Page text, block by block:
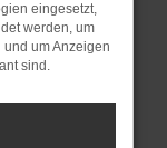
eingesetzt,
werden, um
um Anzeigen
sind.